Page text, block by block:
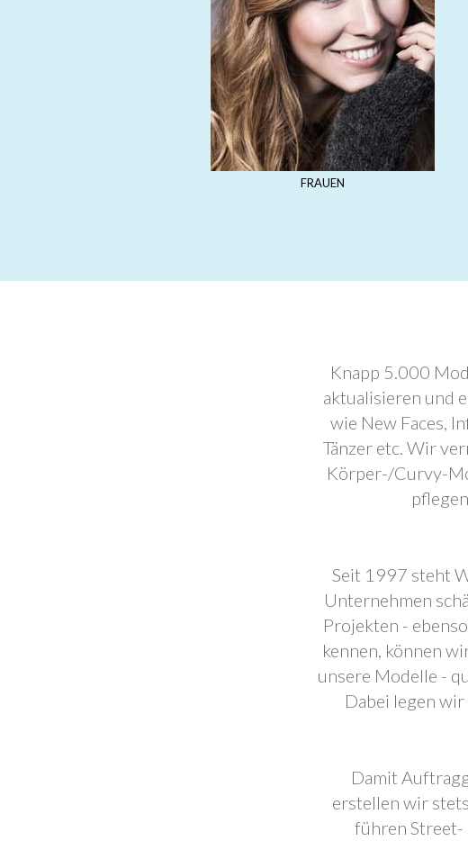
FRAUEN
Knapp 5.000
aktualisieren und
wie New Faces,
Tänzer etc. Wir
Körper-/Curvy-
Seit 1997 steht
Unternehmen
Projekten -
kennen, können
unsere Modelle -
Dabei legen
Damit
erstellen wir
führen Street-